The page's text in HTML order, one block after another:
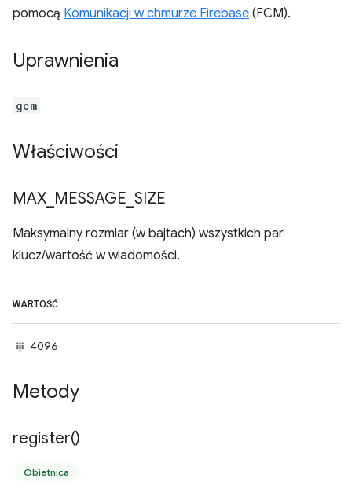
pomocą Komunikacji w chmurze Firebase (FCM).
Uprawnienia
gcm
Właściwości
MAX MESSAGE SIZE
Maksymalny rozmiar (w bajtach) wszystkich par
klucz/wartość w wiadomości.
WARTOŚĆ
4096
Metody
register()
Obietnica